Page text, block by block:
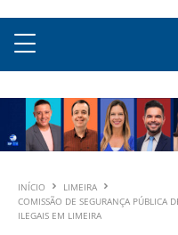
INÍCIO
LIMEIRA
COMISSÃO DE SEGURANÇA PÚBLICA
ILEGAIS EM LIMEIRA